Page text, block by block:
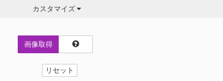
カスタマイズ
画像取得
リセット